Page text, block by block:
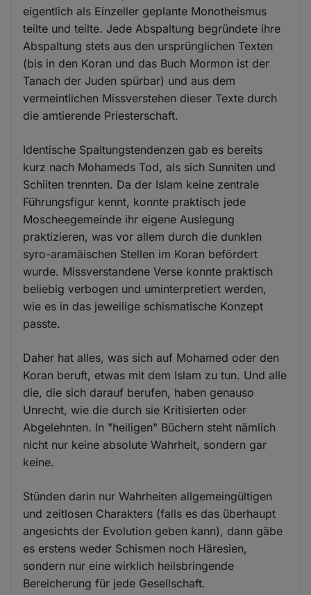
eigentlich als Einzeller geplante Monotheismus
teilte und teilte. Jede Abspaltung begründete ihre
Abspaltung stets aus den ursprünglichen Texten
(bis in den Koran und das Buch Mormon ist der
Tanach der Juden spürbar) und aus dem
vermeintlichen Missverstehen dieser Texte durch
die amtierende Priesterschaft.
Identische Spaltungstendenzen gab es bereits
kurz nach Mohameds Tod, als sich Sunniten und
Schiiten trennten. Da der Islam keine zentrale
Führungsfigur kennt, konnte praktisch jede
Moscheegemeinde ihr eigene Auslegung
praktizieren, was vor allem durch die dunklen
syro-aramäischen Stellen im Koran befördert
wurde. Missverstandene Verse konnte praktisch
beliebig verbogen und uminterpretiert werden,
wie es in das jeweilige schismatische Konzept
passte.
Daher hat alles, was sich auf Mohamed oder den
Koran beruft, etwas mit dem Islam zu tun. Und alle
die, die sich darauf berufen, haben genauso
Unrecht, wie die durch sie Kritisierten oder
Abgelehnten. In "heiligen" Büchern steht nämlich
nicht nur keine absolute Wahrheit, sondern gar
keine.
Stünden darin nur Wahrheiten allgemeingültigen
und zeitlosen Charakters (falls es das überhaupt
angesichts der Evolution geben kann), dann gäbe
es erstens weder Schismen noch Häresien,
sondern nur eine wirklich heilsbringende
Bereicherung für jede Gesellschaft.